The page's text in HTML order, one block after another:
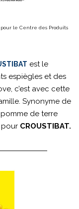
le Centre des Produits
est le
espiègles et des
c’est avec cette
Synonyme de
de terre
pour CROUSTIBAT.